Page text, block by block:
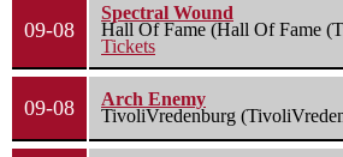
09-08
Spectral Wound
Hall Of Fame (Hall Of Fame
Tickets
09-08
Arch Enemy
TivoliVredenburg